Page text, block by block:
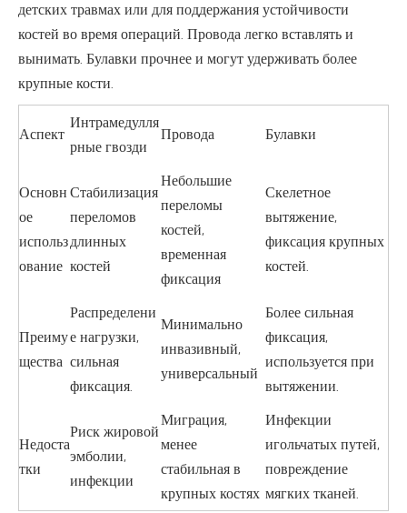
детских травмах или для поддержания устойчивости
костей во время операций. Провода легко вставлять и
вынимать. Булавки прочнее и могут удерживать более
крупные кости.
Аспект
Интрамедулля
рные гвозди
Провода Булавки
Основн
ое
использ
ование
Стабилизация
переломов
длинных
костей
Небольшие
переломы
костей,
временная
фиксация
Скелетное
вытяжение,
фиксация крупных
костей.
Преиму
щества
Распределени
е нагрузки,
сильная
фиксация.
Минимально
инвазивный,
универсальный
Более сильная
фиксация,
используется при
вытяжении.
Недоста
тки
Риск жировой
эмболии,
инфекции
Миграция,
менее
стабильная в
крупных костях
Инфекции
игольчатых путей,
повреждение
мягких тканей.